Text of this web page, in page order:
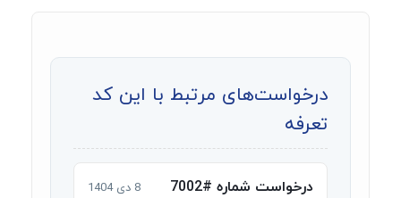
درخواست‌های مرتبط با این کد
تعرفه
درخواست شماره #7002 8 دی 1404